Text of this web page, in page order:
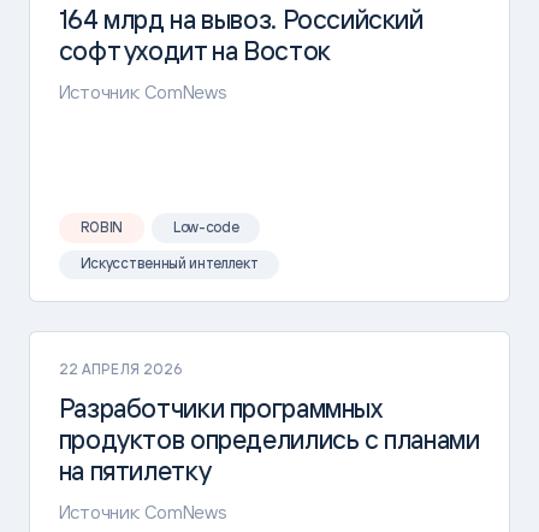
164 млрд на вывоз. Российский
софт уходит на Восток
Источник: ComNews
ROBIN Low-code
Искусственный интеллект
22 АПРЕЛЯ 2026
Разработчики программных
продуктов определились с планами
на пятилетку
Источник: ComNews